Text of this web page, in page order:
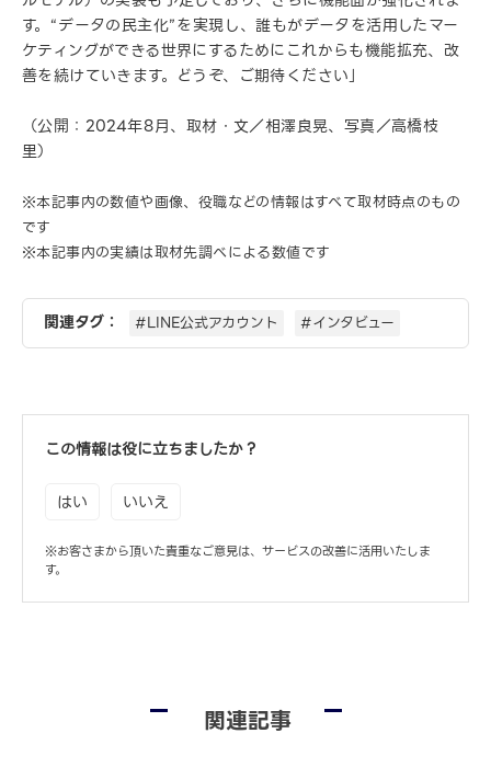
す。“データの民主化”を実現し、誰もがデータを活用したマー
ケティングができる世界にするためにこれからも機能拡充、改
善を続けていきます。どうぞ、ご期待ください」
（公開：2024年8月、取材・文／相澤良晃、写真／高橋枝
里）
※本記事内の数値や画像、役職などの情報はすべて取材時点のもの
です
※本記事内の実績は取材先調べによる数値です
関連タグ： #LINE公式アカウント #インタビュー
この情報は役に立ちましたか？
はい いいえ
※お客さまから頂いた貴重なご意見は、サービスの改善に活用いたしま
す。
関連記事